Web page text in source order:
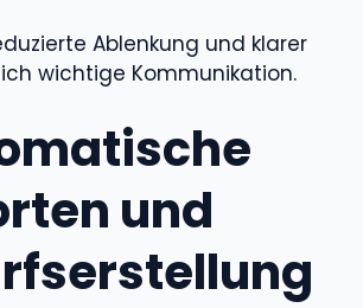
Ablenkung und klarer
wichtige Kommunikation.
und